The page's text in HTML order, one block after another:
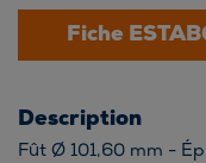
Fiche
Description
Fût Ø 101,60 mm -